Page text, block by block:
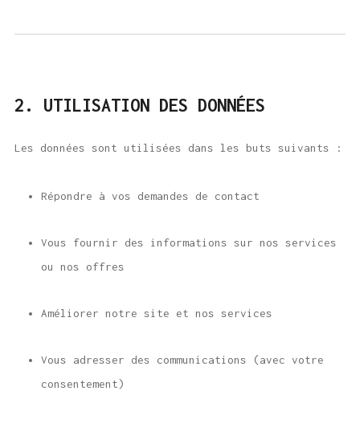
2. UTILISATION DES DONNÉES
Les données sont utilisées dans les buts suivants :
Répondre à vos demandes de contact
Vous fournir des informations sur nos services
ou nos offres
Améliorer notre site et nos services
Vous adresser des communications (avec votre
consentement)